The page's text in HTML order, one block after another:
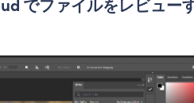
でファイルをレビュー